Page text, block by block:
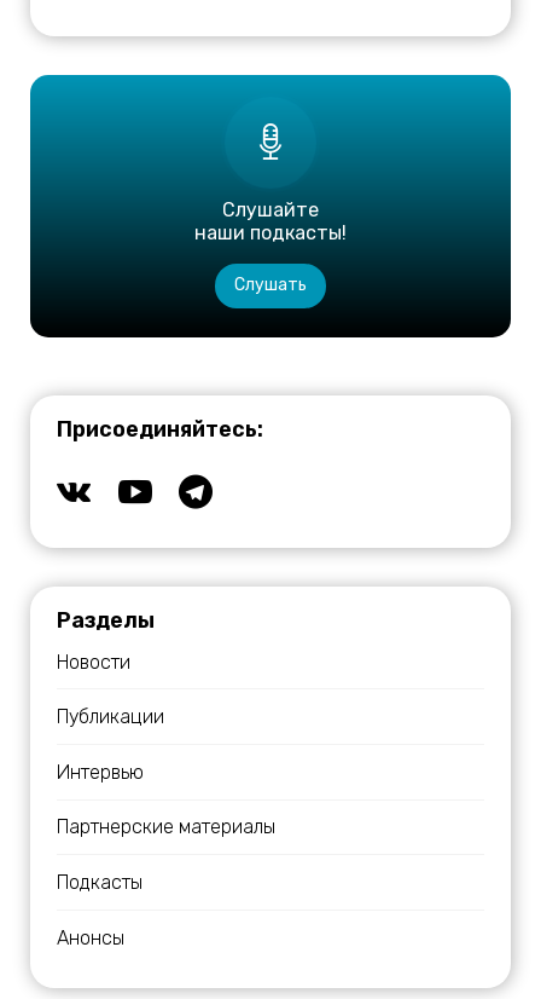
Слушайте
наши подкасты!
Слушать
Присоединяйтесь:
Разделы
Новости
Публикации
Интервью
Партнерские материалы
Подкасты
Анонсы